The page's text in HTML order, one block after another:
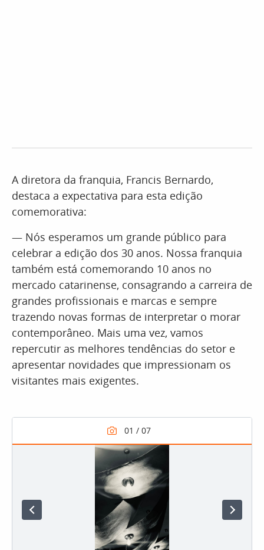
A diretora da franquia, Francis Bernardo,
destaca a expectativa para esta edição
comemorativa:
— Nós esperamos um grande público para
celebrar a edição dos 30 anos. Nossa franquia
também está comemorando 10 anos no
mercado catarinense, consagrando a carreira de
grandes profissionais e marcas e sempre
trazendo novas formas de interpretar o morar
contemporâneo. Mais uma vez, vamos
repercutir as melhores tendências do setor e
apresentar novidades que impressionam os
visitantes mais exigentes.